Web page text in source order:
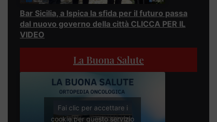
Bar Sicilia, a Ispica la sfida per il futuro passa
dal nuovo governo della città CLICCA PER IL
VIDEO
La Buona Salute
Fai clic per accettare i
cookie per questo servizio